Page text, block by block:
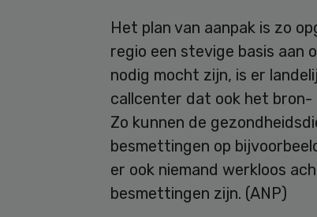
Het plan van aanpak is zo
regio een stevige basis aan
nodig mocht zijn, is er
callcenter dat ook het
Zo kunnen de
besmettingen op
er ook niemand werkloos
besmettingen zijn. (ANP)